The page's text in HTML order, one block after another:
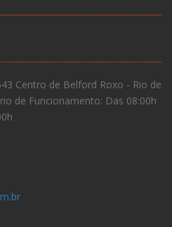
Centro de Belford Roxo - Rio de
de Funcionamento: Das 08:00h